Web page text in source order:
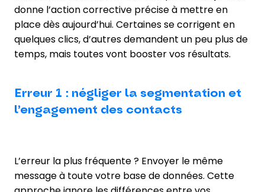
donne l’action corrective précise à mettre en
place dès aujourd’hui. Certaines se corrigent en
quelques clics, d’autres demandent un peu plus de
temps, mais toutes vont booster vos résultats.
Erreur 1 : négliger la segmentation et
l’engagement des contacts
L’erreur la plus fréquente ? Envoyer le même
message à toute votre base de données. Cette